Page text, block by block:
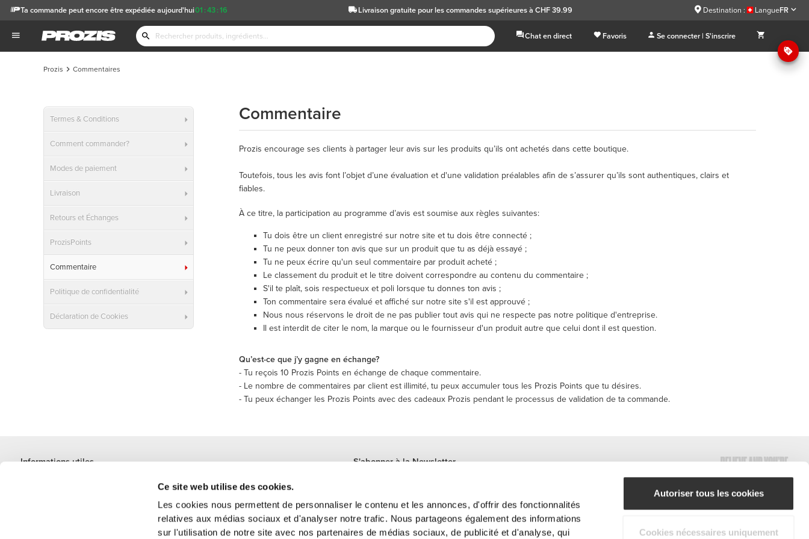
Ce site web utilise des cookies.
Les cookies nous permettent de personnaliser le contenu et les annonces, d'offrir des fonctionnalités
relatives aux médias sociaux et d'analyser notre trafic. Nous partageons également des informations
sur l'utilisation de notre site avec nos partenaires de médias sociaux, de publicité et d'analyse, qui
Autoriser tous les cookies
Cookies nécessaires uniquement
01 :43 :16
Ta commande peut encore être expédiée aujourd'hui Livraison gratuitepour les commandes supérieures à CHF 39.99 Destination : LangueFR
Chat en direct Favoris Se connecter | S'inscrire
Prozis Commentaires
Termes & Conditions
Comment commander?
Modes de paiement
Livraison
Retours et Échanges
ProzisPoints
Commentaire
Politique de confidentialité
Déclaration de Cookies
Commentaire
Prozis encourage ses clients à partager leur avis sur les produits qu’ils ont achetés dans cette boutique.
Toutefois, tous les avis font l’objet d’une évaluation et d'une validation préalables afin de s’assurer qu’ils sont authentiques, clairs et
fiables.
À ce titre, la participation au programme d’avis est soumise aux règles suivantes:
Tu dois être un client enregistré sur notre site et tu dois être connecté ;
Tu ne peux donner ton avis que sur un produit que tu as déjà essayé ;
Tu ne peux écrire qu'un seul commentaire par produit acheté ;
Le classement du produit et le titre doivent correspondre au contenu du commentaire ;
S'il te plaît, sois respectueux et poli lorsque tu donnes ton avis ;
Ton commentaire sera évalué et affiché sur notre site s'il est approuvé ;
Nous nous réservons le droit de ne pas publier tout avis qui ne respecte pas notre politique d'entreprise.
Il est interdit de citer le nom, la marque ou le fournisseur d'un produit autre que celui dont il est question.
Qu’est-ce que j’y gagne en échange?
- Tu reçois 10 Prozis Points en échange de chaque commentaire.
- Le nombre de commentaires par client est illimité, tu peux accumuler tous les Prozis Points que tu désires.
- Tu peux échanger les Prozis Points avec des cadeaux Prozis pendant le processus de validation de ta commande.
Informations utiles
S'abonner à la Newsletter
#ExceedYourself